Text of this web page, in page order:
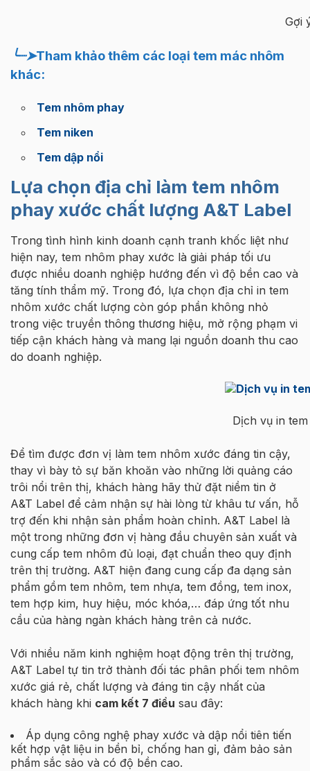
Gợi
╰┈➤Tham khảo thêm các loại tem mác nhôm
khác:
Tem nhôm phay
Tem niken
Tem dập nổi
Lựa chọn địa chỉ làm tem nhôm
phay xước chất lượng A&T Label
Trong tình hình kinh doanh cạnh tranh khốc liệt như
hiện nay, tem nhôm phay xước là giải pháp tối ưu
được nhiều doanh nghiệp hướng đến vì độ bền cao và
tăng tính thẩm mỹ. Trong đó, lựa chọn địa chỉ in tem
nhôm xước chất lượng còn góp phần không nhỏ
trong việc truyền thông thương hiệu, mở rộng phạm vi
tiếp cận khách hàng và mang lại nguồn doanh thu cao
do doanh nghiệp.
Dịch vụ in
Để tìm được đơn vị làm tem nhôm xước đáng tin cậy,
thay vì bày tỏ sự băn khoăn vào những lời quảng cáo
trôi nổi trên thị, khách hàng hãy thử đặt niềm tin ở
A&T Label để cảm nhận sự hài lòng từ khâu tư vấn, hỗ
trợ đến khi nhận sản phẩm hoàn chỉnh. A&T Label là
một trong những đơn vị hàng đầu chuyên sản xuất và
cung cấp tem nhôm đủ loại, đạt chuẩn theo quy định
trên thị trường. A&T hiện đang cung cấp đa dạng sản
phẩm gồm tem nhôm, tem nhựa, tem đồng, tem inox,
tem hợp kim, huy hiệu, móc khóa,… đáp ứng tốt nhu
cầu của hàng ngàn khách hàng trên cả nước.
Với nhiều năm kinh nghiệm hoạt động trên thị trường,
A&T Label tự tin trở thành đối tác phân phối tem nhôm
xước giá rẻ, chất lượng và đáng tin cậy nhất của
khách hàng khi cam kết 7 điều sau đây:
Áp dụng công nghệ phay xước và dập nổi tiên tiến
kết hợp vật liệu in bền bỉ, chống han gỉ, đảm bảo sản
phẩm sắc sảo và có độ bền cao.